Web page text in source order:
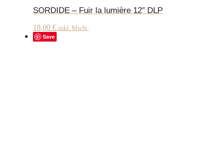
SORDIDE – Fuir la lumière 12″ DLP
18,00 € inkl. MwSt.
Save